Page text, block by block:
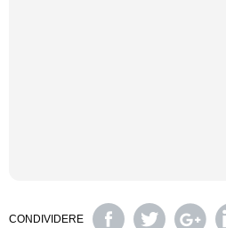
CONDIVIDERE